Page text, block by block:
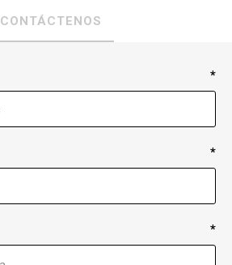
CONTÁCTENOS
*
*
*